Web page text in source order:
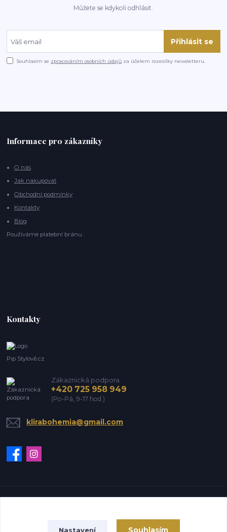
Můžete se kdykoli odhlásit.
Přihlásit se
Souhlasím se zpracováním osobních údajů za účelem rozesílky newsletteru.
Informace pro zákazníky
O nás
Jak nakupovat
Obchodní podmínky
Kontakty
Blog
Používáme platební bránu :
Kontakty
Pip Stylově.cz
Zákaznická podpora
+420 725 958 949
(Po-Pá, 9-17 hod.)
klirabohemia@gmail.com
Nastavení Souhlasím